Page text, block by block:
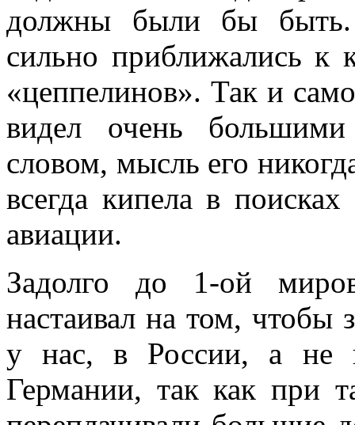
должны были бы быть.
сильно приближались к
«цеппелинов». Так и
видел очень
словом, мысль его
всегда кипела в
авиации.
Задолго до 1-ой
настаивал на том, чтобы
у нас, в России, а не
Германии, так как при